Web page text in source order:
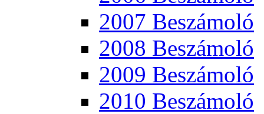
2007 Beszámoló
2008 Beszámoló
2009 Beszámoló
2010 Beszámoló